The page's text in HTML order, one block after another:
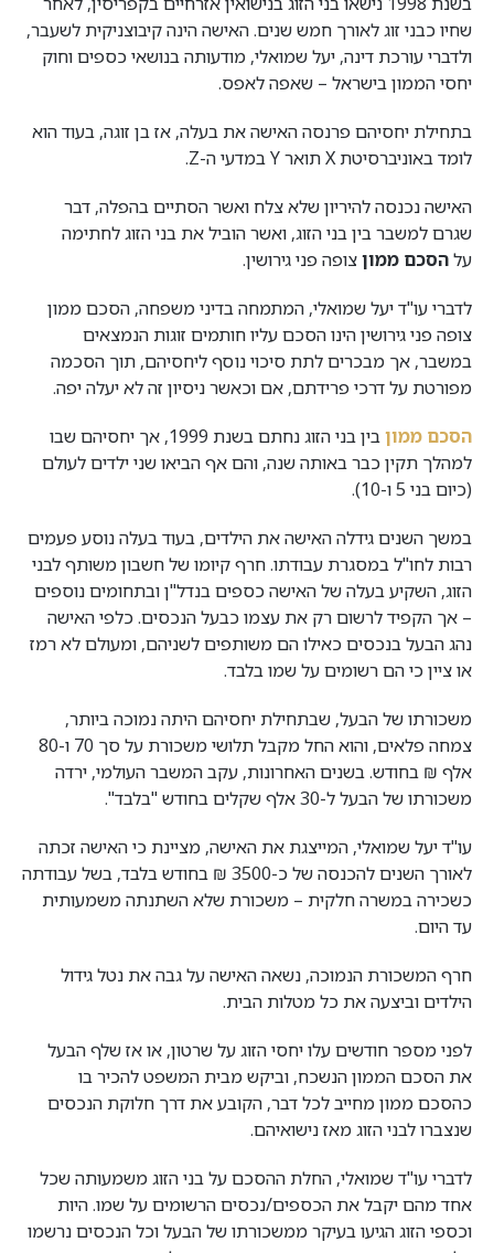
שחיו כבני זוג לאורך חמש שנים. האישה הינה קיבוצניקית לשעבר,
ולדברי עורכת דינה, יעל שמואלי, מודעותה בנושאי כספים וחוק
יחסי הממון בישראל – שאפה לאפס.
בתחילת יחסיהם פרנסה האישה את בעלה, אז בן זוגה, בעוד הוא
לומד באוניברסיטתXתוארYבמדעי ה-Z.
האישה נכנסה להיריון שלא צלח ואשר הסתיים בהפלה, דבר
שגרם למשבר בין בני הזוג, ואשר הוביל את בני הזוג לחתימה
עלהסכם ממוןצופה פני גירושין.
לדברי עו"ד יעל שמואלי, המתמחה בדיני משפחה, הסכם ממון
צופה פני גירושין הינו הסכם עליו חותמים זוגות הנמצאים
במשבר, אך מבכרים לתת סיכוי נוסף ליחסיהם, תוך הסכמה
מפורטת על דרכי פרידתם, אם וכאשר ניסיון זה לא יעלה יפה.
הסכם ממון
בין בני הזוג נחתם בשנת 1999, אך יחסיהם שבו
למהלך תקין כבר באותה שנה, והם אף הביאו שני ילדים לעולם
(כיום בני 5 ו-10).
במשך השנים גידלה האישה את הילדים, בעוד בעלה נוסע פעמים
רבות לחו"ל במסגרת עבודתו. חרף קיומו של חשבון משותף לבני
הזוג, השקיע בעלה של האישה כספים בנדל"ן ובתחומים נוספים
– אך הקפיד לרשום רק את עצמו כבעל הנכסים. כלפי האישה
נהג הבעל בנכסים כאילו הם משותפים לשניהם, ומעולם לא רמז
או ציין כי הם רשומים על שמו בלבד.
משכורתו של הבעל, שבתחילת יחסיהם היתה נמוכה ביותר,
צמחה פלאים, והוא החל מקבל תלושי משכורת על סך 70 ו-80
אלף ₪ בחודש. בשנים האחרונות, עקב המשבר העולמי, ירדה
משכורתו של הבעל ל-30 אלף שקלים בחודש "בלבד".
עו"ד יעל שמואלי, המייצגת את האישה, מציינת כי האישה זכתה
לאורך השנים להכנסה של כ-3500 ₪ בחודש בלבד, בשל עבודתה
כשכירה במשרה חלקית – משכורת שלא השתנתה משמעותית
עד היום.
חרף המשכורת הנמוכה, נשאה האישה על גבה את נטל גידול
הילדים וביצעה את כל מטלות הבית.
לפני מספר חודשים עלו יחסי הזוג על שרטון, או אז שלף הבעל
את הסכם הממון הנשכח, וביקש מבית המשפט להכיר בו
כהסכם ממון מחייב לכל דבר, הקובע את דרך חלוקת הנכסים
שנצברו לבני הזוג מאז נישואיהם.
לדברי עו"ד שמואלי, החלת ההסכם על בני הזוג משמעותה שכל
אחד מהם יקבל את הכספים/נכסים הרשומים על שמו. היות
וכספי הזוג הגיעו בעיקר ממשכורתו של הבעל וכל הנכסים נרשמו